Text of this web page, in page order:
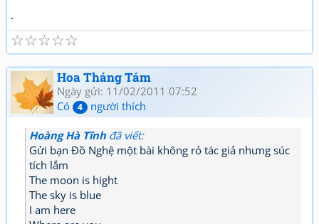
.
☆
☆
☆
☆
☆
Hoa Tháng Tám
Ngày gửi: 11/02/2011 07:52
Có
4 người thích
Hoàng Hà Tĩnh đã viết:
Gửi bạn Đồ Nghệ một bài không rỏ tác giả nhưng súc
tích lắm
The moon is hight
The sky is blue
I am here